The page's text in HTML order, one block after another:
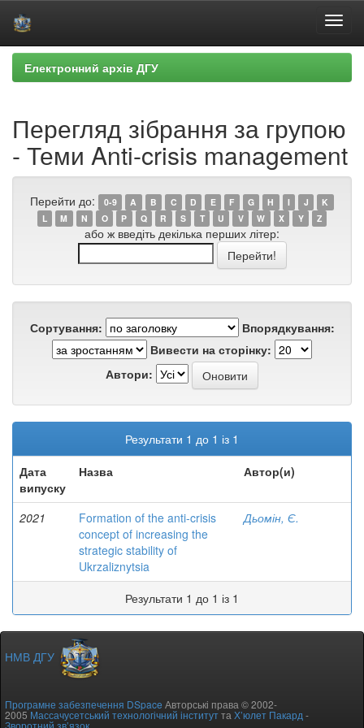
Skip
navigation
Електронний архів ДГУ
Перегляд зібрання за групою
- Теми Anti-crisis management
Перейти до: 0-9 A B C D E F G H I J
K
L
M N O P Q R S T U V W X Y Z
або ж введіть декілька перших літер:
Сортування:
Впорядкування:
Вивести на сторінку:
Автори:
Результати 1 до 1 із 1
Дата
випуску
Назва Автор(и)
2021
Formation of the anti-crisis
concept of increasing the
strategic stability of
Ukrzaliznytsia
Дьомін, Є.
Результати 1 до 1 із 1
НМВ ДГУ
Програмне забезпечення DSpace Авторські права © 2002-
2005Массачусетський технологічний інститутта Х’юлет Пакард -
Зворотний зв’язок